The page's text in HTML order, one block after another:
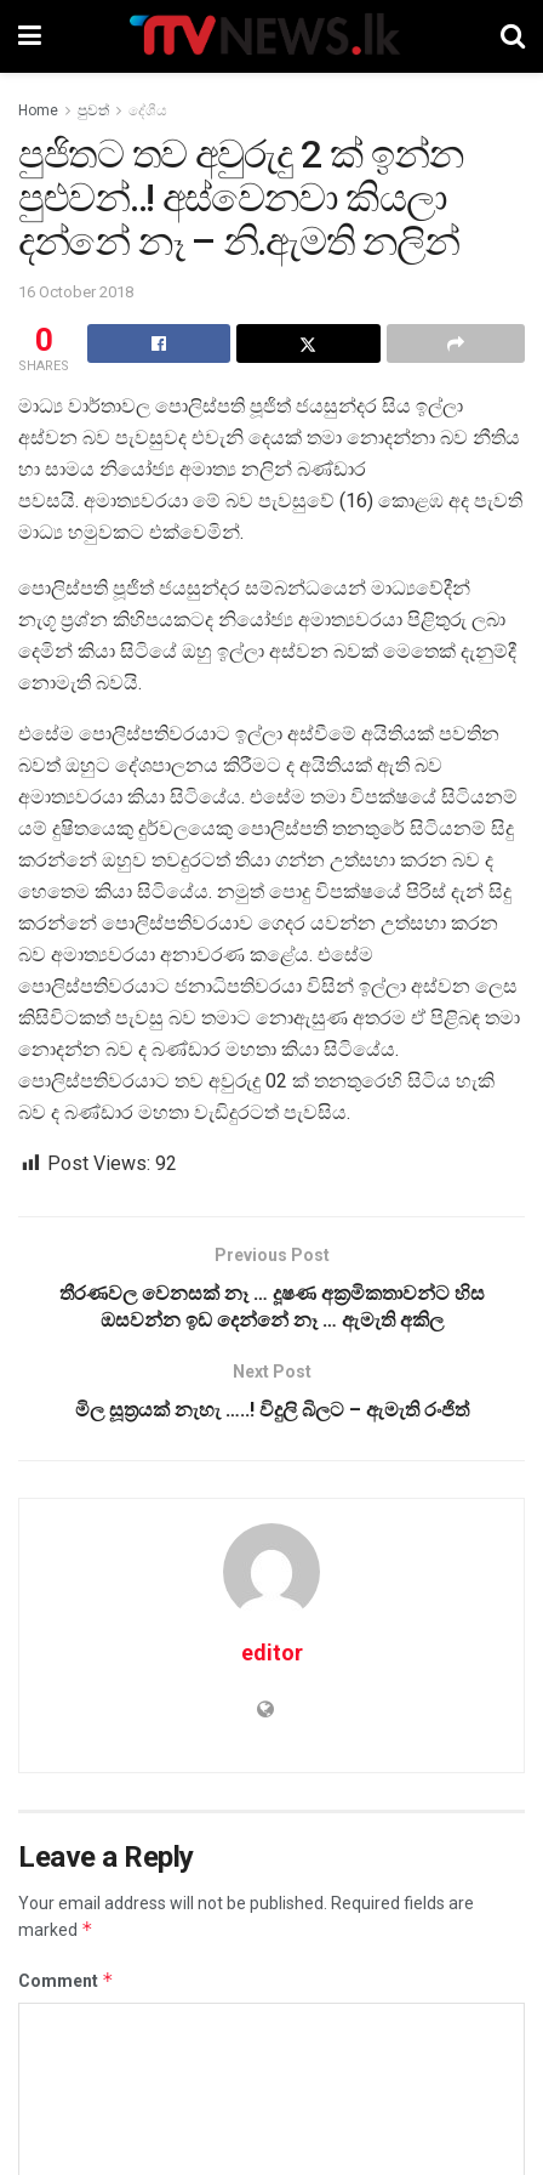
Home පුවත් දේශීය
පුජිතට තව අවුරුදු 2 ක් ඉන්න
පුළුවන්..! අස්වෙනවා කියලා
දන්නේ නෑ – නි.ඇමති නලින්
16 October 2018
0
SHARES
මාධ්‍ය වාර්තාවල පොලිස්පති පූජිත් ජයසුන්දර සිය ඉල්ලා
අස්වන බව පැවසුවද එවැනි දෙයක් තමා නොදන්නා බව නීතිය
හා සාමය නියෝජ්‍ය අමාත්‍ය නලින් බණ්ඩාර
පවසයි. අමාත්‍යවරයා මේ බව පැවසුවේ (16) කොළඹ අද පැවති
මාධ්‍ය හමුවකට එක්වෙමින්.
පොලිස්පති පූජිත් ජයසුන්දර සම්බන්ධයෙන් මාධ්‍යවේදීන්
නැගූ ප්‍රශ්න කිහිපයකටද නියෝජ්‍ය අමාත්‍යවරයා පිළිතුරු ලබා
දෙමින් කියා සිටියේ ඔහු ඉල්ලා අස්වන බවක් මෙතෙක් දැනුම්දී
නොමැති බවයි.
එසේම පොලිස්පතිවරයාට ඉල්ලා අස්වීමේ අයිතියක් පවතින
බවත් ඔහුට දේශපාලනය කිරීමට ද අයිතියක් ඇති බව
අමාත්‍යවරයා කියා සිටියේය. එසේම තමා විපක්ෂයේ සිටියනම්
යම් දුෂිතයෙකු දුර්වලයෙකු පොලිස්පති තනතුරේ සිටියනම් සිදු
කරන්නේ ඔහුව තවදුරටත් තියා ගන්න උත්සහා කරන බව ද
හෙතෙම කියා සිටියේය. නමුත් පොදු විපක්ෂයේ පිරිස් දැන් සිදු
කරන්නේ පොලිස්පතිවරයාව ගෙදර යවන්න උත්සහා කරන
බව අමාත්‍යවරයා අනාවරණ කළේය. එසේම
පොලිස්පතිවරයාට ජනාධිපතිවරයා විසින් ඉල්ලා අස්වන ලෙස
කිසිවිටකත් පැවසු බව තමාට නොඇසුණ අතරම ඒ පිළිබඳ තමා
නොදන්න බව ද බණ්ඩාර මහතා කියා සිටියේය.
පොලිස්පතිවරයාට තව අවුරුදු 02 ක් තනතුරෙහි සිටිය හැකි
බව ද බණ්ඩාර මහතා වැඩිදුරටත් පැවසිය.
Post Views: 92
Previous Post
තීරණවල වෙනසක් නෑ … දූෂණ අක්‍රමිකතාවන්ට හිස
ඔසවන්න ඉඩ දෙන්නේ නෑ … ඇමැති අකිල
Next Post
මිල සූත‍්‍රයක් නැහැ …..! විදුලි බිලට – ඇමැති රංජිත්
editor
Leave a Reply
Your email address will not be published.
Required fields are
marked *
Comment *